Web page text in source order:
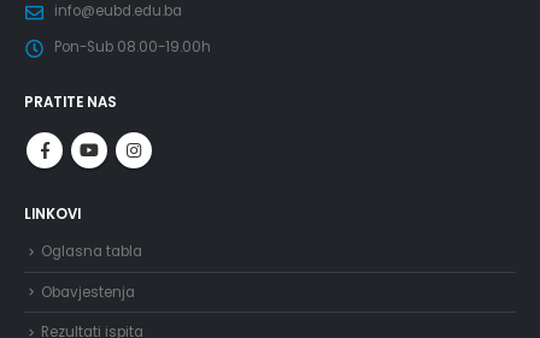
info@eubd.edu.ba
Pon-Sub 08.00-19.00h
PRATITE NAS
LINKOVI
Oglasna tabla
Obavjestenja
Rezultati ispita